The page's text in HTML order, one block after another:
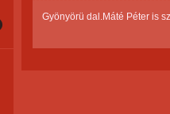
Gyönyörü dal.Máté Péter is